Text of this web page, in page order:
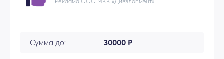
Сумма до: 30000 ₽